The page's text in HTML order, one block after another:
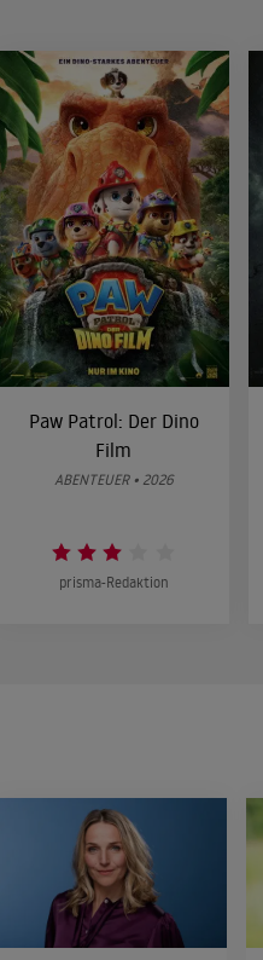
Paw Patrol: Der Dino
Film
ABENTEUER • 2026
prisma-Redaktion